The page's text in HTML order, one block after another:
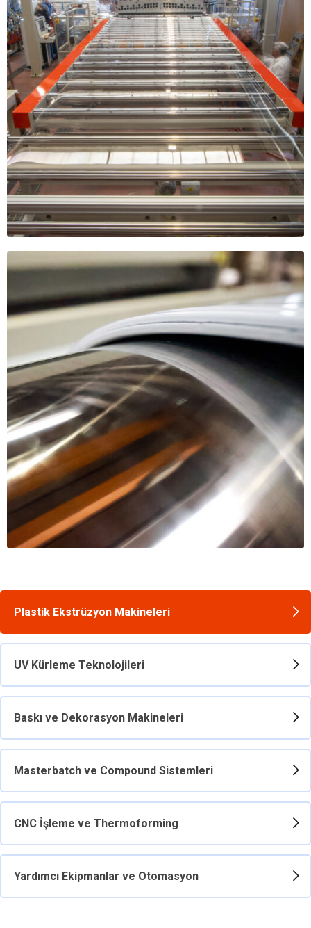
Plastik Ekstrüzyon Makineleri
UV Kürleme Teknolojileri
Baskı ve Dekorasyon Makineleri
Masterbatch ve Compound Sistemleri
CNC İşleme ve Thermoforming
Yardımcı Ekipmanlar ve Otomasyon